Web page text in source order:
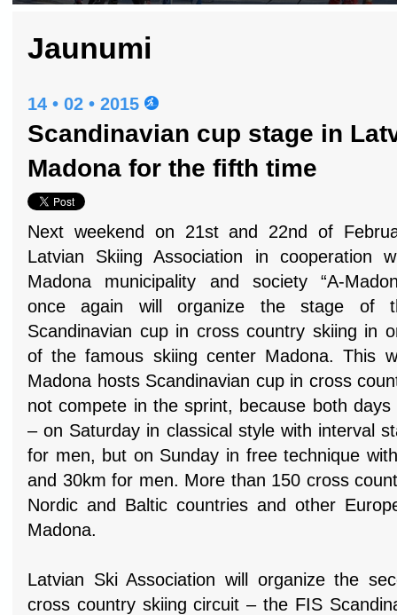
Jaunumi
14 • 02 • 2015
Scandinavian cup stage in
Madona for the fifth time
Next weekend on 21st and 22nd of
Latvian Skiing Association in cooperation
Madona municipality and society “A-
once again will organize the stage of
Scandinavian cup in cross country skiing in
of the famous skiing center Madona. This
Madona hosts Scandinavian cup in cross
not compete in the sprint, because both
– on Saturday in classical style with interval
for men, but on Sunday in free technique
and 30km for men. More than 150 cross
Nordic and Baltic countries and other
Madona.
Latvian Ski Association will organize the
cross country skiing circuit – the FIS